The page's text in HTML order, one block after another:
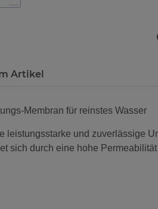
Artikel
Membran für reinstes Wasser
leistungsstarke und zuverlässige
sich durch eine hohe